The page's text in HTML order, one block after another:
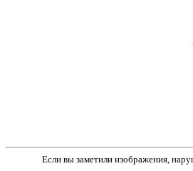
Если вы заметили изображения,